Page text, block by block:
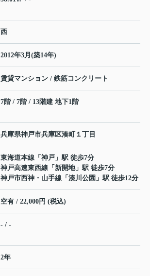
西
2012年3月(築14年)
賃貸マンション / 鉄筋コンクリート
7階 / 7階 / 13階建 地下1階
兵庫県神戸市兵庫区湊町 １丁目
東海道本線 「 神戸 」駅 徒歩7分
神戸高速東西線 「 新開地」駅 徒歩7分
神戸市西神・山手線 「 湊川公園 」駅 徒歩12分
空有 / 22,000円 (税込)
- / -
2年